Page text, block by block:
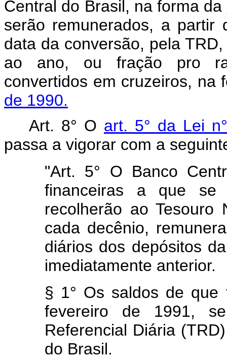
Central do Brasil, na forma da
serão remunerados, a
data da conversão, pela
ao ano, ou fração pro
convertidos em cruzeiros, na
de 1990.
Art. 8° O art. 5° da Lei
passa a vigorar com a
"Art. 5° O Banco
financeiras a que
recolherão ao
cada decênio,
diários dos depósitos
imediatamente anterior.
§ 1° Os saldos de
fevereiro de 1991,
Referencial Diária
do Brasil.